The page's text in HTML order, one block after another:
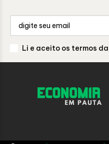
Li e aceito os termos da